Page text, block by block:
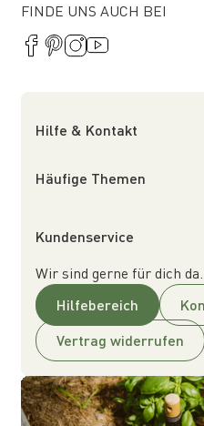
FINDE UNS AUCH BEI
Hilfe & Kontakt
Häufige Themen
Kundenservice
Wir sind gerne für dich da.
Hilfebereich
Vertrag widerrufen